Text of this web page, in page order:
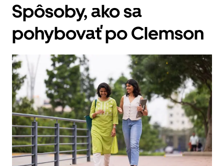
Spôsoby, ako sa
pohybovať po Clemson